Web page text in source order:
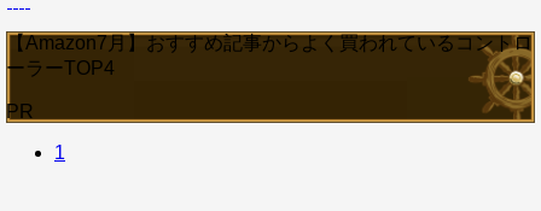
【Amazon7月】おすすめ記事からよく買われているコントロ
ーラーTOP4
PR
1